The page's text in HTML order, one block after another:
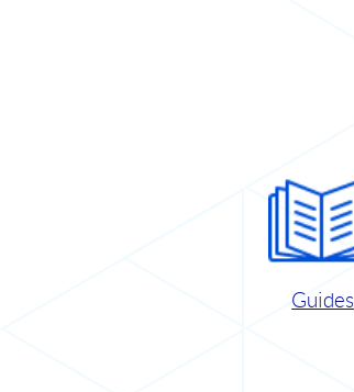
Guides